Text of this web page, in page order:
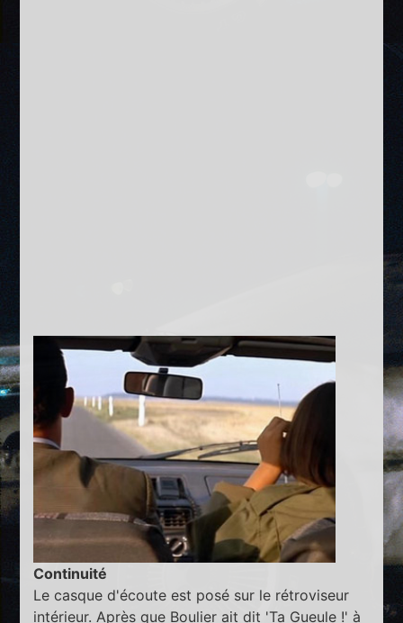
Continuité
Le casque d'écoute est posé sur le rétroviseur
intérieur. Après que Boulier ait dit 'Ta Gueule !' à